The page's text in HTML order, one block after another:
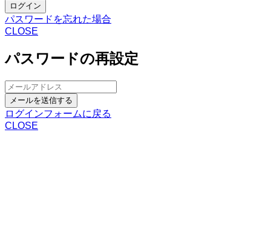
ログイン
パスワードを忘れた場合
CLOSE
パスワードの再設定
メールを送信する
ログインフォームに戻る
CLOSE